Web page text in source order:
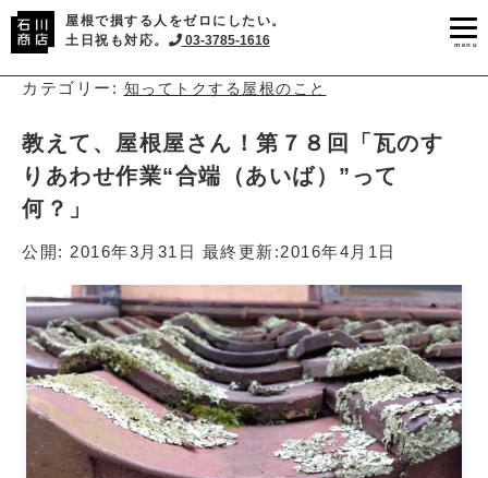
屋根で損する人をゼロにしたい。
土日祝も対応。
03-3785-1616 menu
カテゴリー: 知ってトクする屋根のこと
教えて、屋根屋さん！第７８回「瓦のす
りあわせ作業“合端（あいば）”って
何？」
公開: 2016年3月31日 最終更新:2016年4月1日